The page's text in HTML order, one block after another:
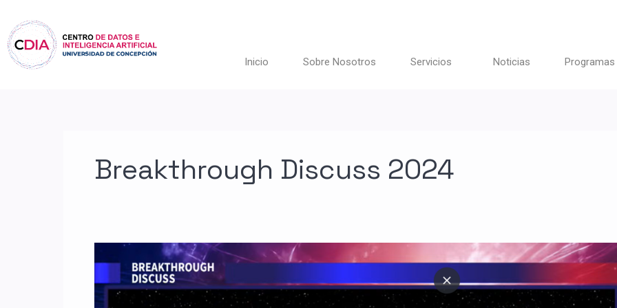
contenido
Inicio Sobre Nosotros Servicios Noticias
Breakthrough Discuss 2024
¿Estamos
solos?
Director
CDIA